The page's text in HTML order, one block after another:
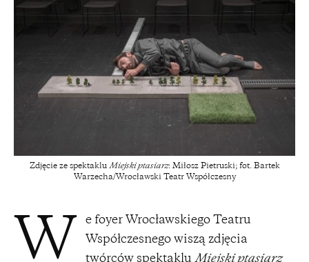
Zdjęcie ze spektaklu Miejski ptasiarz: Miłosz Pietruski; fot. Bartek
Warzecha/Wrocławski Teatr Współczesny
W
e foyer Wrocławskiego Teatru
Współczesnego wiszą zdjęcia
twórców spektaklu Miejski ptasiarz